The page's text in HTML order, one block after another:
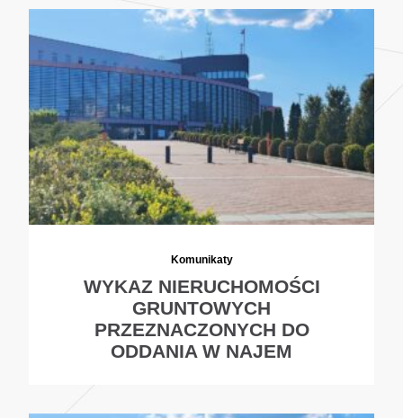
Komunikaty
WYKAZ NIERUCHOMOŚCI
GRUNTOWYCH
PRZEZNACZONYCH DO
ODDANIA W NAJEM